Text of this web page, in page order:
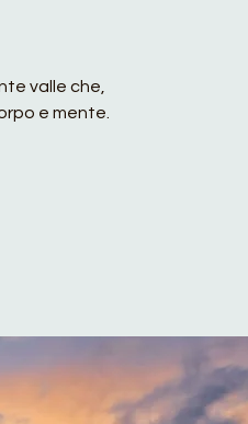
valle che,
e mente.